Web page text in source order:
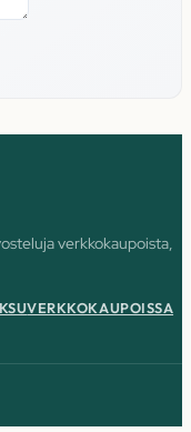
verkkokaupoista,
VERKKOKAUPOISSA